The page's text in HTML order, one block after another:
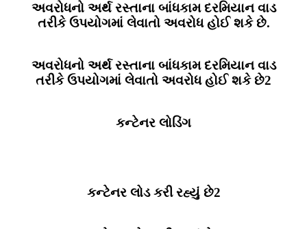
અવરોધનો અર્થ રસ્તાના બાંધકામ દરમિયાન વાડ
તરીકે ઉપયોગમાં લેવાતો અવરોધ હોઈ શકે છે.
અવરોધનો અર્થ રસ્તાના બાંધકામ દરમિયાન વાડ
તરીકે ઉપયોગમાં લેવાતો અવરોધ હોઈ શકે છે2
કન્ટેનર લોડિંગ
કન્ટેનર લોડ કરી રહ્યું છે2